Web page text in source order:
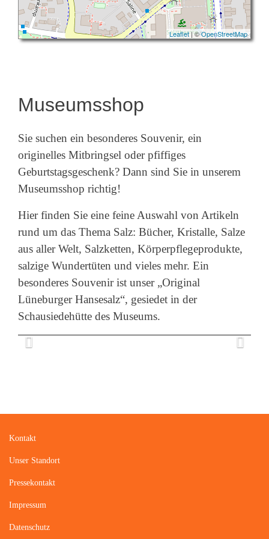
Leaflet| ©OpenStreetMap
Museumsshop
Sie suchen ein besonderes Souvenir, ein
originelles Mitbringsel oder pfiffiges
Geburtstagsgeschenk? Dann sind Sie in unserem
Museumsshop richtig!
Hier finden Sie eine feine Auswahl von Artikeln
rund um das Thema Salz: Bücher, Kristalle, Salze
aus aller Welt, Salzketten, Körperpflegeprodukte,
salzige Wundertüten und vieles mehr. Ein
besonderes Souvenir ist unser „Original
Lüneburger Hansesalz“, gesiedet in der
Schausiedehütte des Museums.
Kontakt
Unser Standort
Pressekontakt
Impressum
Datenschutz